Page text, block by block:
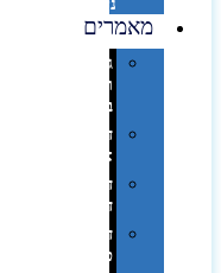
מאמרים
גימורים
והשבחות
בדפוס
דפוס
אופסט
דפוס
דיגיטלי
דפוס
טמפון